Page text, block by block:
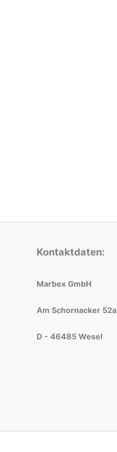
Kontaktdaten:
Marbex GmbH
Am Schornacker 52a
D - 46485 Wesel